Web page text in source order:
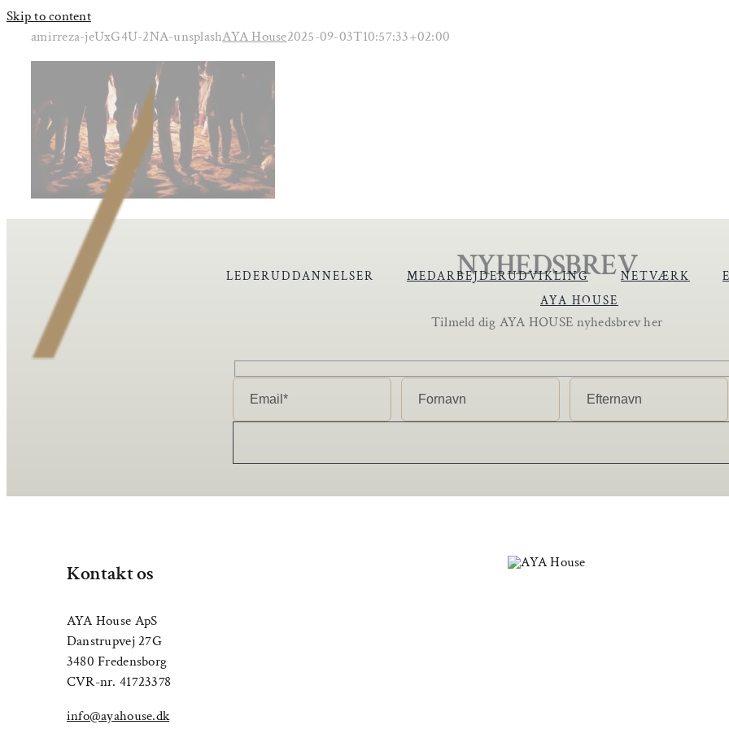
Skip to content
LEDERUDDANNELSER MEDARBEJDERUDVIKLING NETVÆRK
AYA HOUSE
amirreza-jeUxG4U-2NA-unsplashAYA House2025-09-03T10:57:33+02:00
NYHEDSBREV
Tilmeld dig AYA HOUSE nyhedsbrev her
Kontakt os
AYA House ApS
Danstrupvej 27G
3480 Fredensborg
CVR-nr. 41723378
info@ayahouse.dk